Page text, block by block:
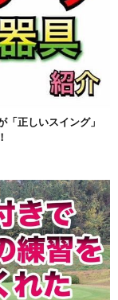
「正しいスイング」